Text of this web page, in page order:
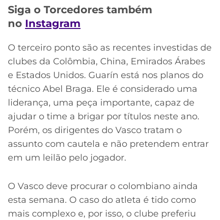
Siga o Torcedores também
no Instagram
O terceiro ponto são as recentes investidas de
clubes da Colômbia, China, Emirados Árabes
e Estados Unidos. Guarín está nos planos do
técnico Abel Braga. Ele é considerado uma
liderança, uma peça importante, capaz de
ajudar o time a brigar por títulos neste ano.
Porém, os dirigentes do Vasco tratam o
assunto com cautela e não pretendem entrar
em um leilão pelo jogador.
O Vasco deve procurar o colombiano ainda
esta semana. O caso do atleta é tido como
mais complexo e, por isso, o clube preferiu